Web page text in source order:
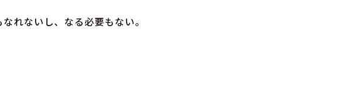
れないし、なる必要もない。